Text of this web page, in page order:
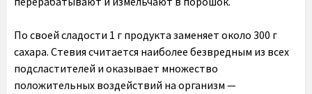
По своей сладости 1 г продукта заменяет около 300 г
сахара. Стевия считается наиболее безвредным из всех
подсластителей и оказывает множество
положительных воздействий на организм —